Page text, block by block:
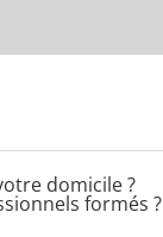
domicile ?
formés ?